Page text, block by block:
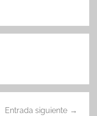
Entrada siguiente